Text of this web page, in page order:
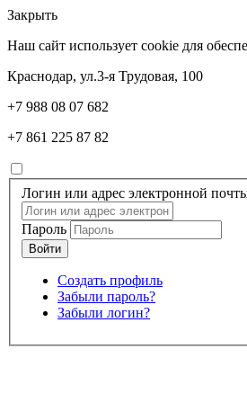
Закрыть
Наш сайт использует cookie для
Краснодар, ул.3-я Трудовая, 100
+7 988 08 07 682
+7 861 225 87 82
Логин или адрес электронной
Пароль
Создать профиль
Забыли пароль?
Забыли логин?